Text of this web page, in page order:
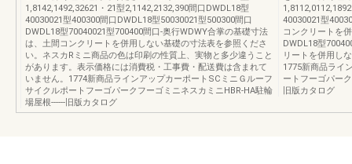
1,8142,1492,32621・21型2,1142,2132,390間口DWDL18型
40030021型400300間口DWDL18型50030021型500300間口
DWDL18型70040021型700400間口-奥行WDWY合掌の基礎寸法
は、土間コンクリートを併用しない基礎の寸法表を参照くださ
い。ネスカRミニ商品の色は印刷の性質上、実物と多少違うこと
があります。表示価格には消費税・工事費・配送費は含まれて
いません。1774新商品ラインアップカーポートSCミニＧルーフ
サイクルポートフーゴパークフーゴミニネスカミニHBR-HA駐輪
場屋根------旧版カタログ
40030021型
コンクリートを
DWDL18型
リートを併用し
1775新商品ライ
ートフーゴパー
旧版カタログ